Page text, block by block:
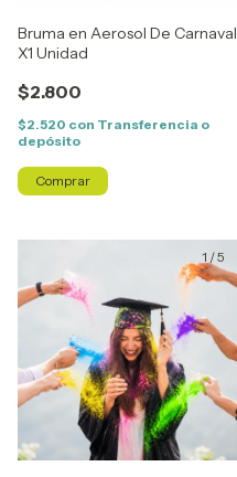
Bruma en Aerosol De Carnaval
X1 Unidad
$2.800
$2.520 con Transferencia o
depósito
1 /5